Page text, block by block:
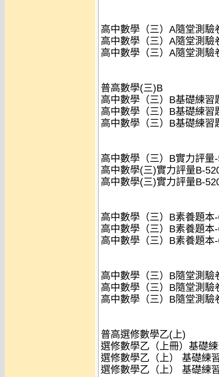
高中數學（三）A隨堂測驗
高中數學（三）A隨堂測驗
高中數學（三）A隨堂測驗
普高數學(三)B
高中數學（三）B基礎練習
高中數學（三）B基礎練習
高中數學（三）B基礎練習
高中數學（三）B實力評量
高中數學(三)實力評量B-
高中數學(三)實力評量B-
高中數學（三）B素養題本
高中數學（三）B素養題本
高中數學（三）B素養題本
高中數學（三）B隨堂測驗
高中數學（三）B隨堂測
高中數學（三）B隨堂測驗
普高選修數學乙(上)
選修數學乙（上冊）基礎
選修數學乙（上） 基礎練
選修數學乙（上） 基礎練